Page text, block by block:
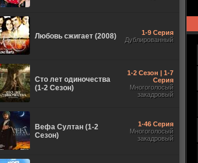
Любовь сжигает (2008)
1-9 Серия
Дублированный
Сто лет одиночества
(1-2 Сезон)
1-2 Сезон | 1-7
Серия
Многоголосый
закадровый
Вефа Султан (1-2
Сезон)
1-46 Серия
Многоголосый
закадровый